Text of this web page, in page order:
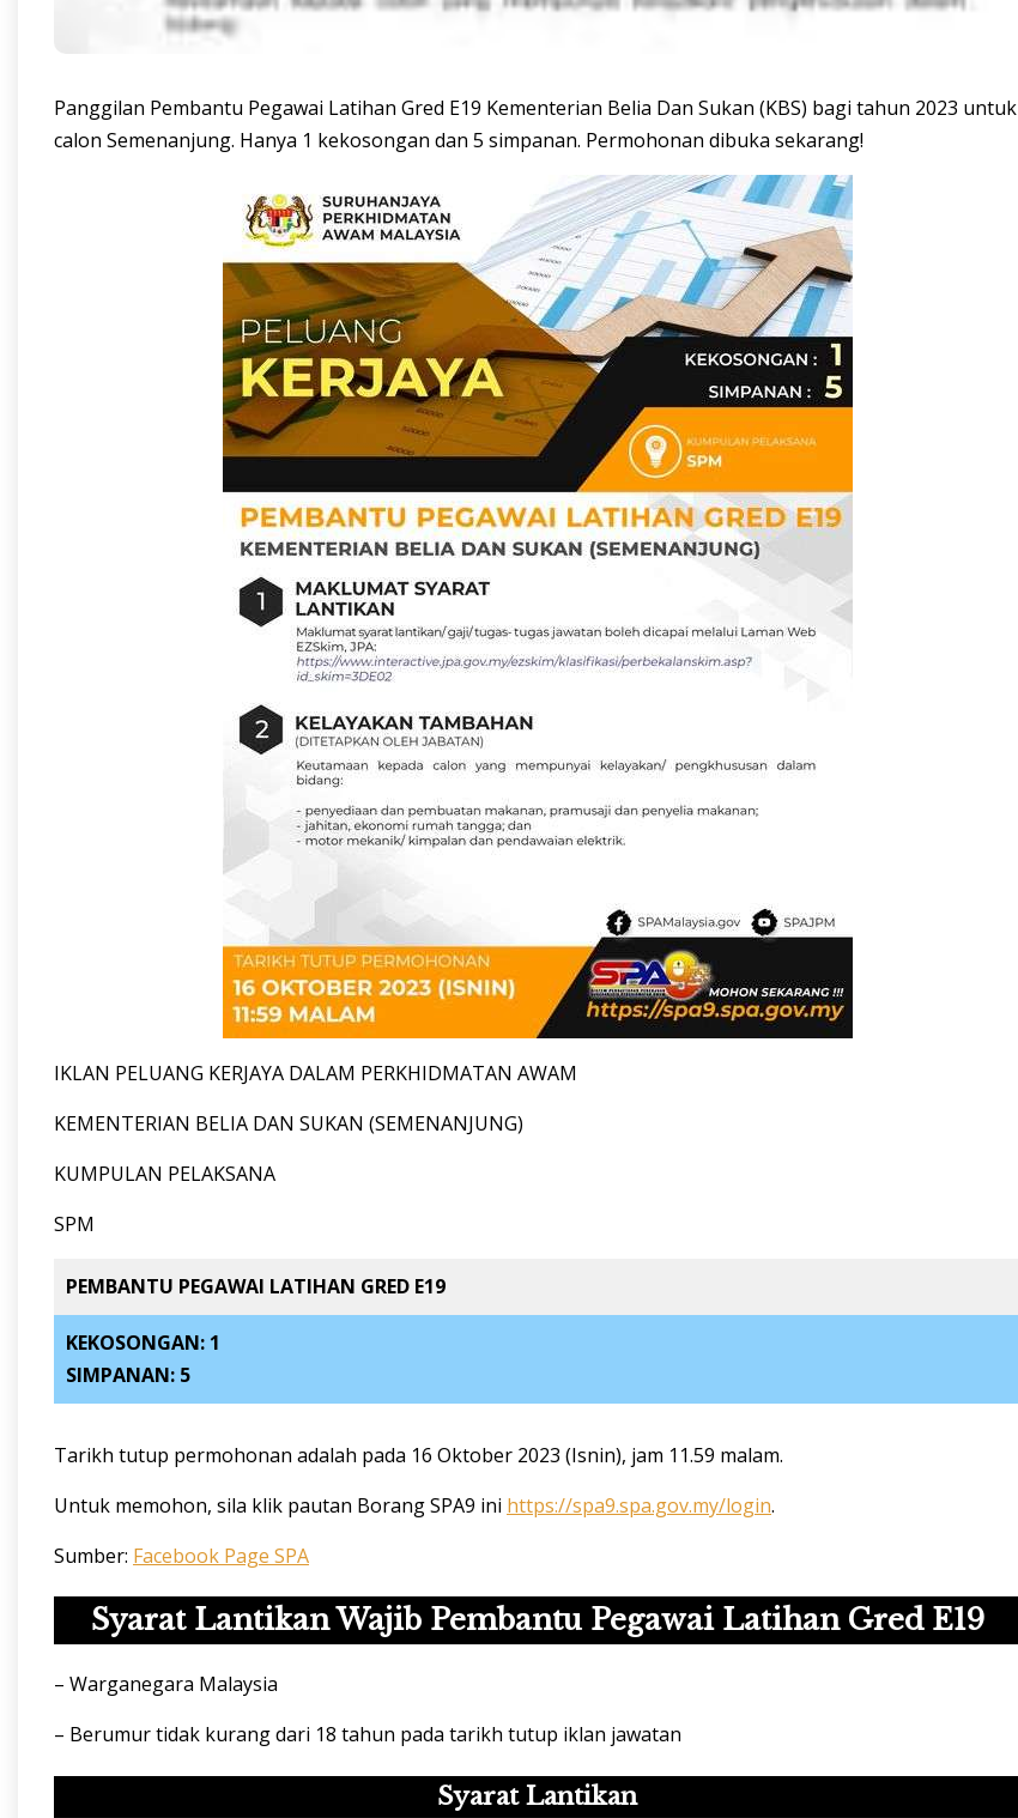
Panggilan Pembantu Pegawai Latihan Gred E19 Kementerian Belia Dan Sukan (KBS) bagi tahun 2023 untuk
calon Semenanjung. Hanya 1 kekosongan dan 5 simpanan. Permohonan dibuka sekarang!
IKLAN PELUANG KERJAYA DALAM PERKHIDMATAN AWAM
KEMENTERIAN BELIA DAN SUKAN (SEMENANJUNG)
KUMPULAN PELAKSANA
SPM
PEMBANTU PEGAWAI LATIHAN GRED E19
KEKOSONGAN: 1
SIMPANAN: 5
Tarikh tutup permohonan adalah pada 16 Oktober 2023 (Isnin), jam 11.59 malam.
Untuk memohon, sila klik pautan Borang SPA9 ini https://spa9.spa.gov.my/login.
Sumber: Facebook Page SPA
Syarat Lantikan Wajib Pembantu Pegawai Latihan Gred E19
– Warganegara Malaysia
– Berumur tidak kurang dari 18 tahun pada tarikh tutup iklan jawatan
Syarat Lantikan